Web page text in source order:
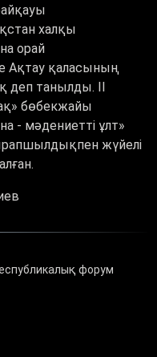
халқы
орай
Ақтау қаласының
деп танылды. ІІ
бөбекжайы
- мәдениетті ұлт»
жүйелі
форум